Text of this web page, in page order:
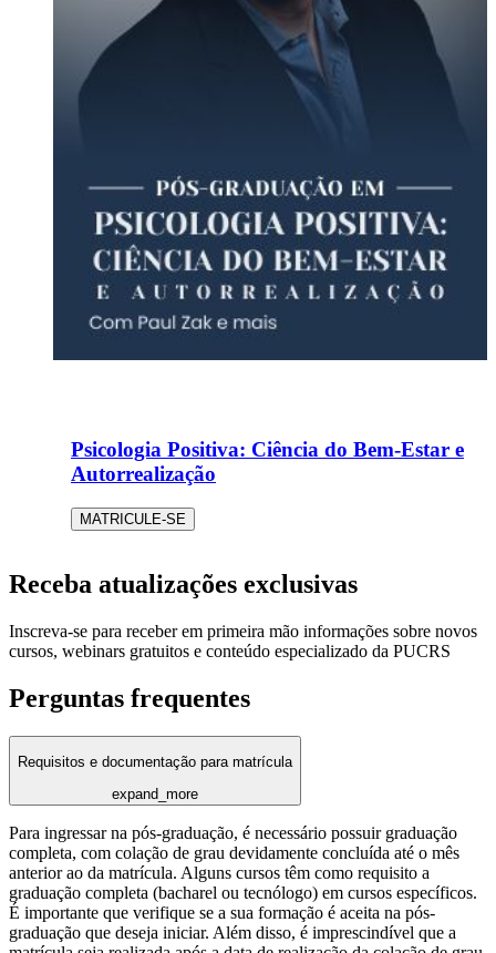
Psicologia Positiva: Ciência do Bem-Estar e
Autorrealização
MATRICULE-SE
Receba atualizações exclusivas
Inscreva-se para receber em primeira mão informações sobre novos
cursos, webinars gratuitos e conteúdo especializado da PUCRS
Perguntas frequentes
Requisitos e documentação para matrícula
expand_more
Para ingressar na pós-graduação, é necessário possuir graduação
completa, com colação de grau devidamente concluída até o mês
anterior ao da matrícula. Alguns cursos têm como requisito a
graduação completa (bacharel ou tecnólogo) em cursos específicos.
É importante que verifique se a sua formação é aceita na pós-
graduação que deseja iniciar. Além disso, é imprescindível que a